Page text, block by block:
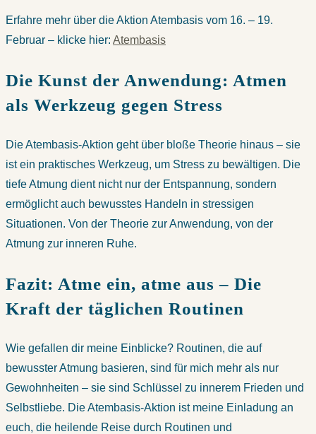
Erfahre mehr über die Aktion Atembasis vom 16. – 19.
Februar – klicke hier: Atembasis
Die Kunst der Anwendung: Atmen
als Werkzeug gegen Stress
Die Atembasis-Aktion geht über bloße Theorie hinaus – sie
ist ein praktisches Werkzeug, um Stress zu bewältigen. Die
tiefe Atmung dient nicht nur der Entspannung, sondern
ermöglicht auch bewusstes Handeln in stressigen
Situationen. Von der Theorie zur Anwendung, von der
Atmung zur inneren Ruhe.
Fazit: Atme ein, atme aus – Die
Kraft der täglichen Routinen
Wie gefallen dir meine Einblicke? Routinen, die auf
bewusster Atmung basieren, sind für mich mehr als nur
Gewohnheiten – sie sind Schlüssel zu innerem Frieden und
Selbstliebe. Die Atembasis-Aktion ist meine Einladung an
euch, die heilende Reise durch Routinen und